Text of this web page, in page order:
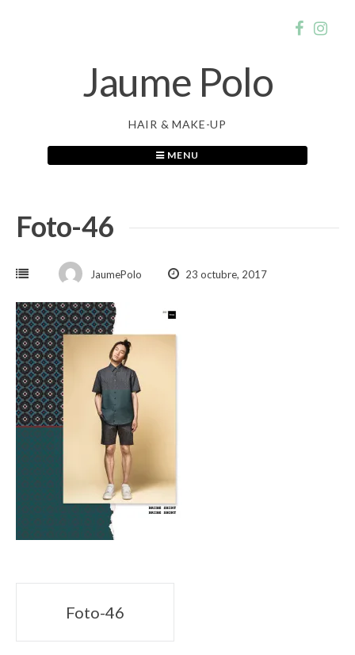
Jaume Polo
HAIR & MAKE-UP
MENU
Foto-46
JaumePolo 23 octubre, 2017
Navegación
de
Foto-46